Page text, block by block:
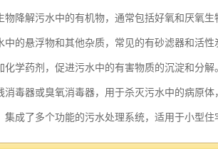
降解污水中的有机物，通常包括好氧和厌氧生
的悬浮物和其他杂质，常见的有砂滤器和活性
学药剂，促进污水中的有害物质的沉淀和分解
毒器或臭氧消毒器，用于杀灭污水中的病原体
成了多个功能的污水处理系统，适用于小型住
需要根据实际需求、污水水质、处理规模等